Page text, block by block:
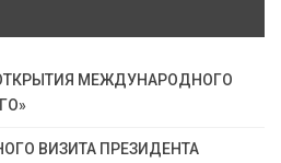
МЕЖДУНАРОДНОГО
ВИЗИТА ПРЕЗИДЕНТА